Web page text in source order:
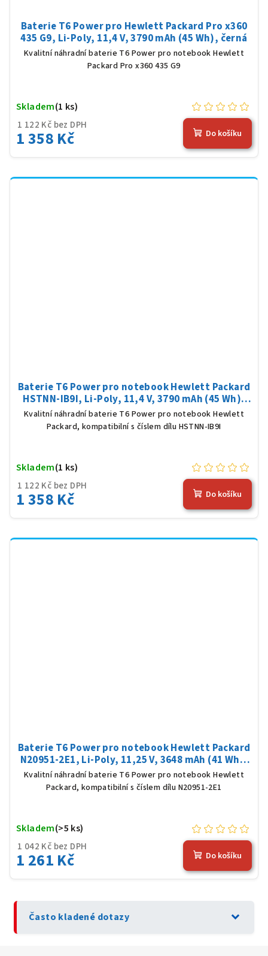
Baterie T6 Power pro Hewlett Packard Pro x360
435 G9, Li-Poly, 11,4 V, 3790 mAh (45 Wh), černá
Kvalitní náhradní baterie T6 Power pro notebook Hewlett
Packard Pro x360 435 G9
1 122 Kč bez DPH
1 358 Kč
Skladem(1 ks)
Do košíku
Baterie T6 Power pro notebook Hewlett Packard
HSTNN-IB9I, Li-Poly, 11,4 V, 3790 mAh (45 Wh),
černá
Kvalitní náhradní baterie T6 Power pro notebook Hewlett
Packard, kompatibilní s číslem dílu HSTNN-IB9I
1 122 Kč bez DPH
1 358 Kč
Skladem(1 ks)
Do košíku
Baterie T6 Power pro notebook Hewlett Packard
N20951-2E1, Li-Poly, 11,25 V, 3648 mAh (41 Wh),
černá
Kvalitní náhradní baterie T6 Power pro notebook Hewlett
Packard, kompatibilní s číslem dílu N20951-2E1
1 042 Kč bez DPH
1 261 Kč
Skladem(>5 ks)
Do košíku
Často kladené dotazy expand_more